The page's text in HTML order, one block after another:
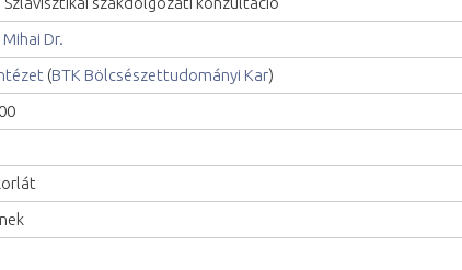
Dr.
(BTK Bölcsészettudományi Kar)